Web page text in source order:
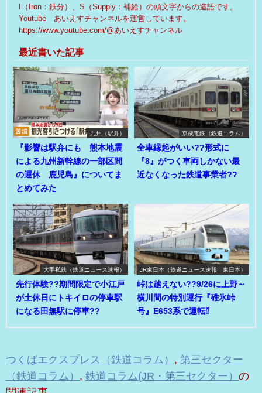
I（Iron：鉄分）、S（Supply：補給）の頭文字からの造語です。
Youtube あいえすチャンネルを運営しています。
https://www.youtube.com/@あいえすチャンネル
最近書いた記事
九州（駅弁）
『影響は駅弁にも 熊本地震
による九州新幹線の一部区間
の運休 鹿児島』についてま
とめてみた
京成電鉄（鉄道コラム）
全車縁起がいい??形式に
『8』がつく車両しかない最
近なくなった鉄道事業者??
大手私鉄（鉄道ニュース速報）
先行体験??期間限定で小江戸
が土休日にトキイロの停車駅
になる田無駅に停車??
JR東日本（鉄道ニュース速報 東日本）
峠は越えない??9/26に上野～
横川間の特別運行『碓氷峠
号』E653系で運転⁉
つくばエクスプレス（鉄道コラム） , 第三セクター
（鉄道コラム） , 鉄道コラム(JR・第三セクター） の